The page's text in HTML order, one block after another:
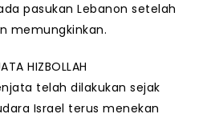
pasukan Lebanon setelah
memungkinkan.
HIZBOLLAH
telah dilakukan sejak
Israel terus menekan